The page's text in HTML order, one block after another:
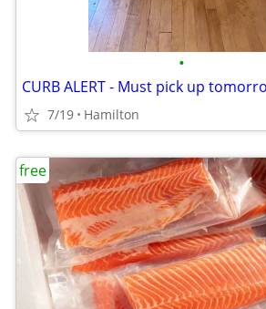
•
7/19 Hamilton
free